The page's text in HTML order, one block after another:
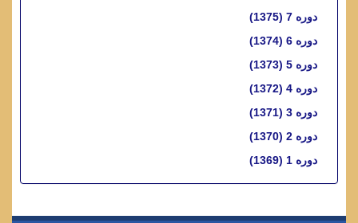
دوره 7 (1375)
دوره 6 (1374)
دوره 5 (1373)
دوره 4 (1372)
دوره 3 (1371)
دوره 2 (1370)
دوره 1 (1369)